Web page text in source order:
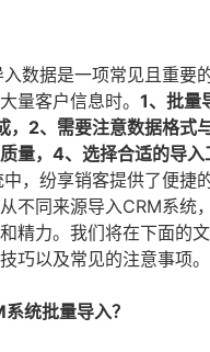
数据是一项常见且重要
量客户信息时。 1、批量
，2、需要注意数据格式
量，4、选择合适的导入
，纷享销客提供了便捷
不同来源导入CRM系统
精力。我们将在下面的
巧以及常见的注意事项。
统批量导入？